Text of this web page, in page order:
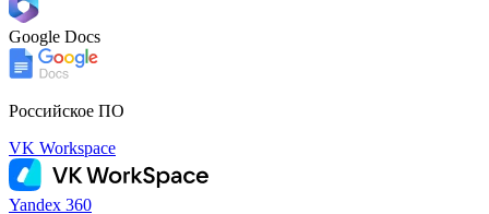
Google Docs
Российское ПО
VK Workspace
Yandex 360